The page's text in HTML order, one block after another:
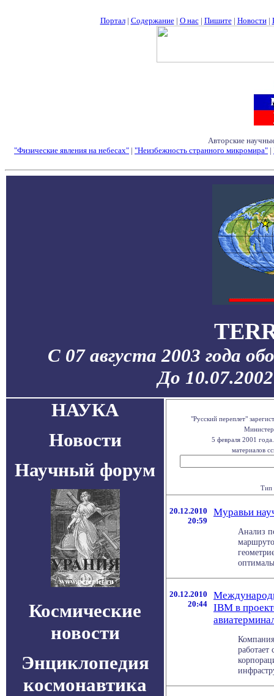
Портал| Содержание| О нас| Пишите| Новости|
Авторские
"Физические явления на небесах" | "Неизбежность странного микромира" |
С 07 августа 2003 года
До
НАУКА
Новости
Научный форум
Космические
новости
Энциклопедия
космонавтика
"Русский переплет"
5 февраля 2001
материалов
Тип
20.12.2010
20:59
Муравьи
Анализ
20.12.2010
20:44
IBM в
работает